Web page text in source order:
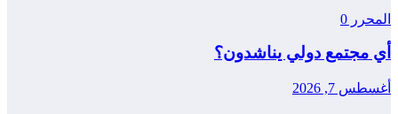
المحرر 0
أي مجتمع دولي يناشدون؟
أغسطس 7, 2026